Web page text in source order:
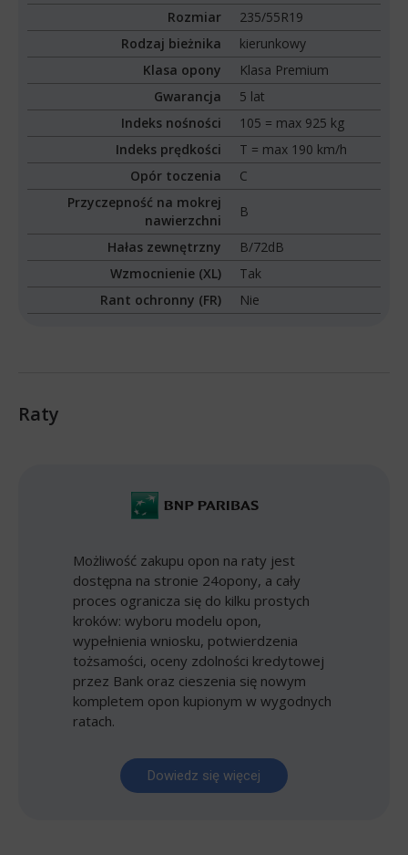
Rozmiar
235/55R19
Rodzaj bieżnika
kierunkowy
Klasa opony
Klasa Premium
Gwarancja
5 lat
Indeks nośności
105 = max 925 kg
Indeks prędkości
T = max 190 km/h
Opór toczenia
C
Przyczepność na mokrej
nawierzchni
B
Hałas zewnętrzny
B/72dB
Wzmocnienie (XL)
Tak
Rant ochronny (FR)
Nie
Raty
Możliwość zakupu opon na raty jest
dostępna na stronie 24opony, a cały
proces ogranicza się do kilku prostych
kroków: wyboru modelu opon,
wypełnienia wniosku, potwierdzenia
tożsamości, oceny zdolności kredytowej
przez Bank oraz cieszenia się nowym
kompletem opon kupionym w wygodnych
ratach.
Dowiedz się więcej